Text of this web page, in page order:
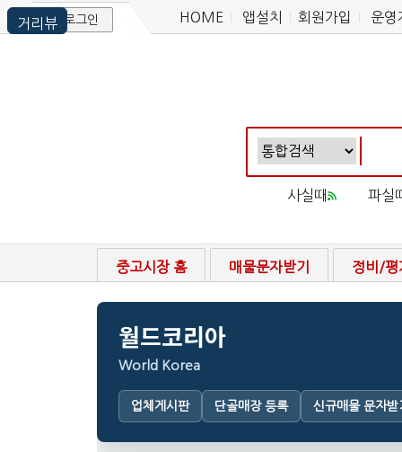
로그인 HOME 앱설치 회원가입 운영
사실때 파실
중고시장 홈 매물문자받기 정비/평
월드코리아
World Korea
업체게시판 단골매장 등록 신규매물 문자받